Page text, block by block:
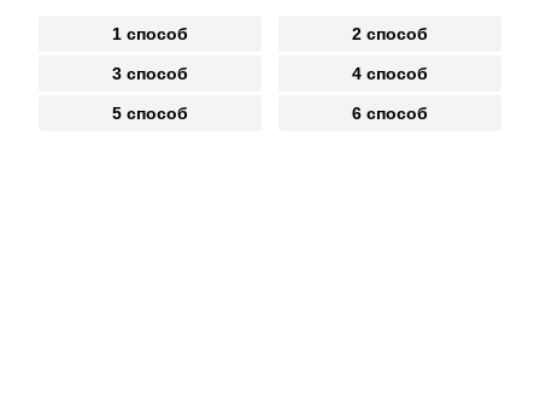
1 способ 2 способ
3 способ 4 способ
5 способ 6 способ